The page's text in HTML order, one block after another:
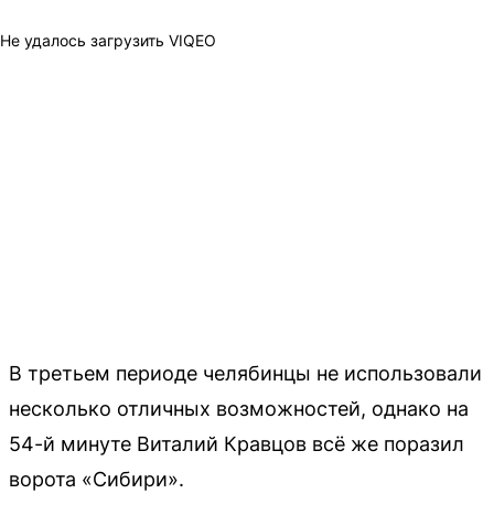
Не удалось загрузить VIQEO
В третьем периоде челябинцы не использовали
несколько отличных возможностей, однако на
54-й минуте Виталий Кравцов всё же поразил
ворота «Сибири».